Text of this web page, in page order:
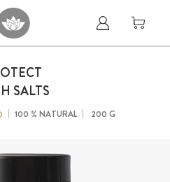
SALTS
100 % NATURAL 200 G